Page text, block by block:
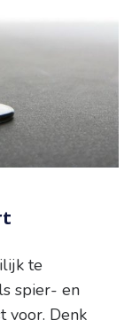
te
spier- en
voor. Denk